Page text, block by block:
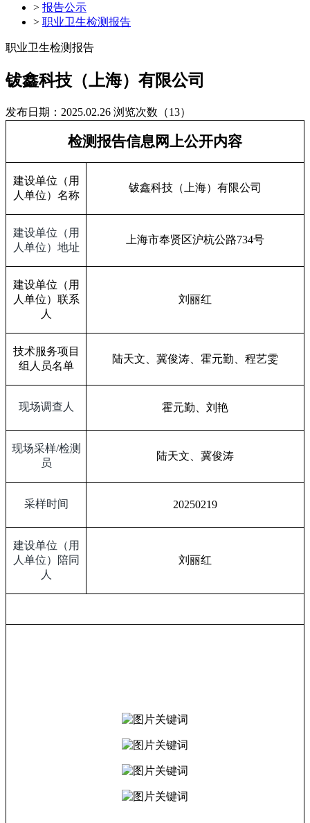
> 报告公示
> 职业卫生检测报告
职业卫生检测报告
钹鑫科技（上海）有限公司
发布日期：2025.02.26 浏览次数（13）
检测报告信息网上公开内容
建设单位（用
人单位）名称
钹鑫科技（上海）有限公司
建设单位（用
人单位）地址
上海市奉贤区沪杭公路734号
建设单位（用
人单位）联系
人
刘丽红
技术服务项目
组人员名单
陆天文、冀俊涛、霍元勤、程艺雯
现场调查人 霍元勤、刘艳
现场采样/检测
员
陆天文、冀俊涛
采样时间 20250219
建设单位（用
人单位）陪同
人
刘丽红